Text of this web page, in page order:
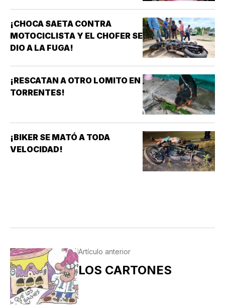
¡CHOCA SAETA CONTRA
MOTOCICLISTA Y EL CHOFER SE
DIO A LA FUGA!
¡RESCATAN A OTRO LOMITO EN
TORRENTES!
¡BIKER SE MATÓ A TODA
VELOCIDAD!
Artículo anterior
LOS CARTONES